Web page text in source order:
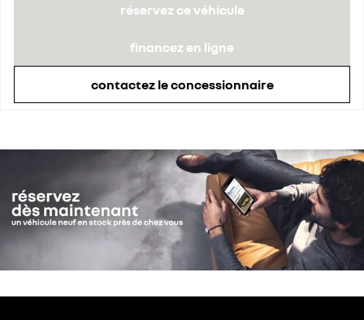
réservez ce véhicule
financez en ligne
contactez le concessionnaire